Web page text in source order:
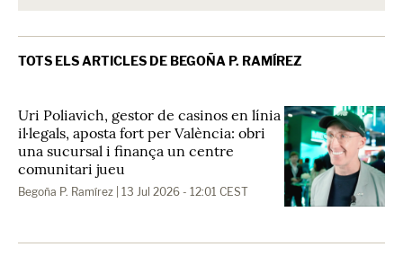
TOTS ELS ARTICLES DE BEGOÑA P. RAMÍREZ
Uri Poliavich, gestor de casinos en línia
il·legals, aposta fort per València: obri
una sucursal i finança un centre
comunitari jueu
Begoña P. Ramírez | 13 Jul 2026 - 12:01 CEST